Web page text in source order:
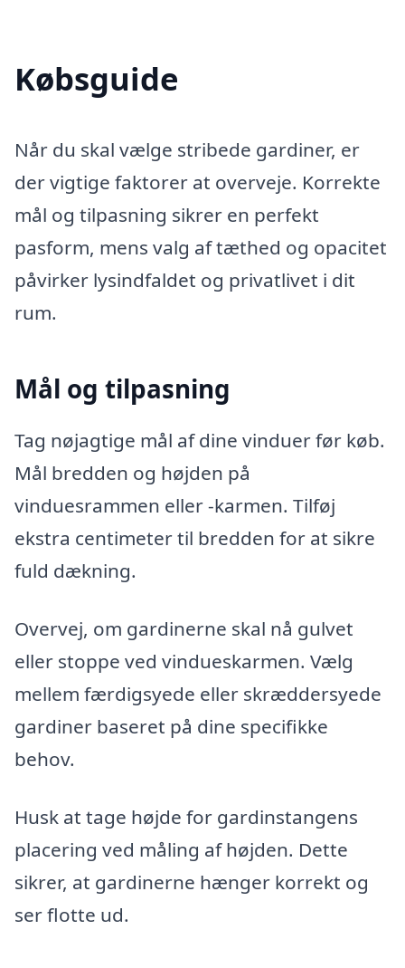
Købsguide
Når du skal vælge stribede gardiner, er
der vigtige faktorer at overveje. Korrekte
mål og tilpasning sikrer en perfekt
pasform, mens valg af tæthed og opacitet
påvirker lysindfaldet og privatlivet i dit
rum.
Mål og tilpasning
Tag nøjagtige mål af dine vinduer før køb.
Mål bredden og højden på
vinduesrammen eller -karmen. Tilføj
ekstra centimeter til bredden for at sikre
fuld dækning.
Overvej, om gardinerne skal nå gulvet
eller stoppe ved vindueskarmen. Vælg
mellem færdigsyede eller skræddersyede
gardiner baseret på dine specifikke
behov.
Husk at tage højde for gardinstangens
placering ved måling af højden. Dette
sikrer, at gardinerne hænger korrekt og
ser flotte ud.